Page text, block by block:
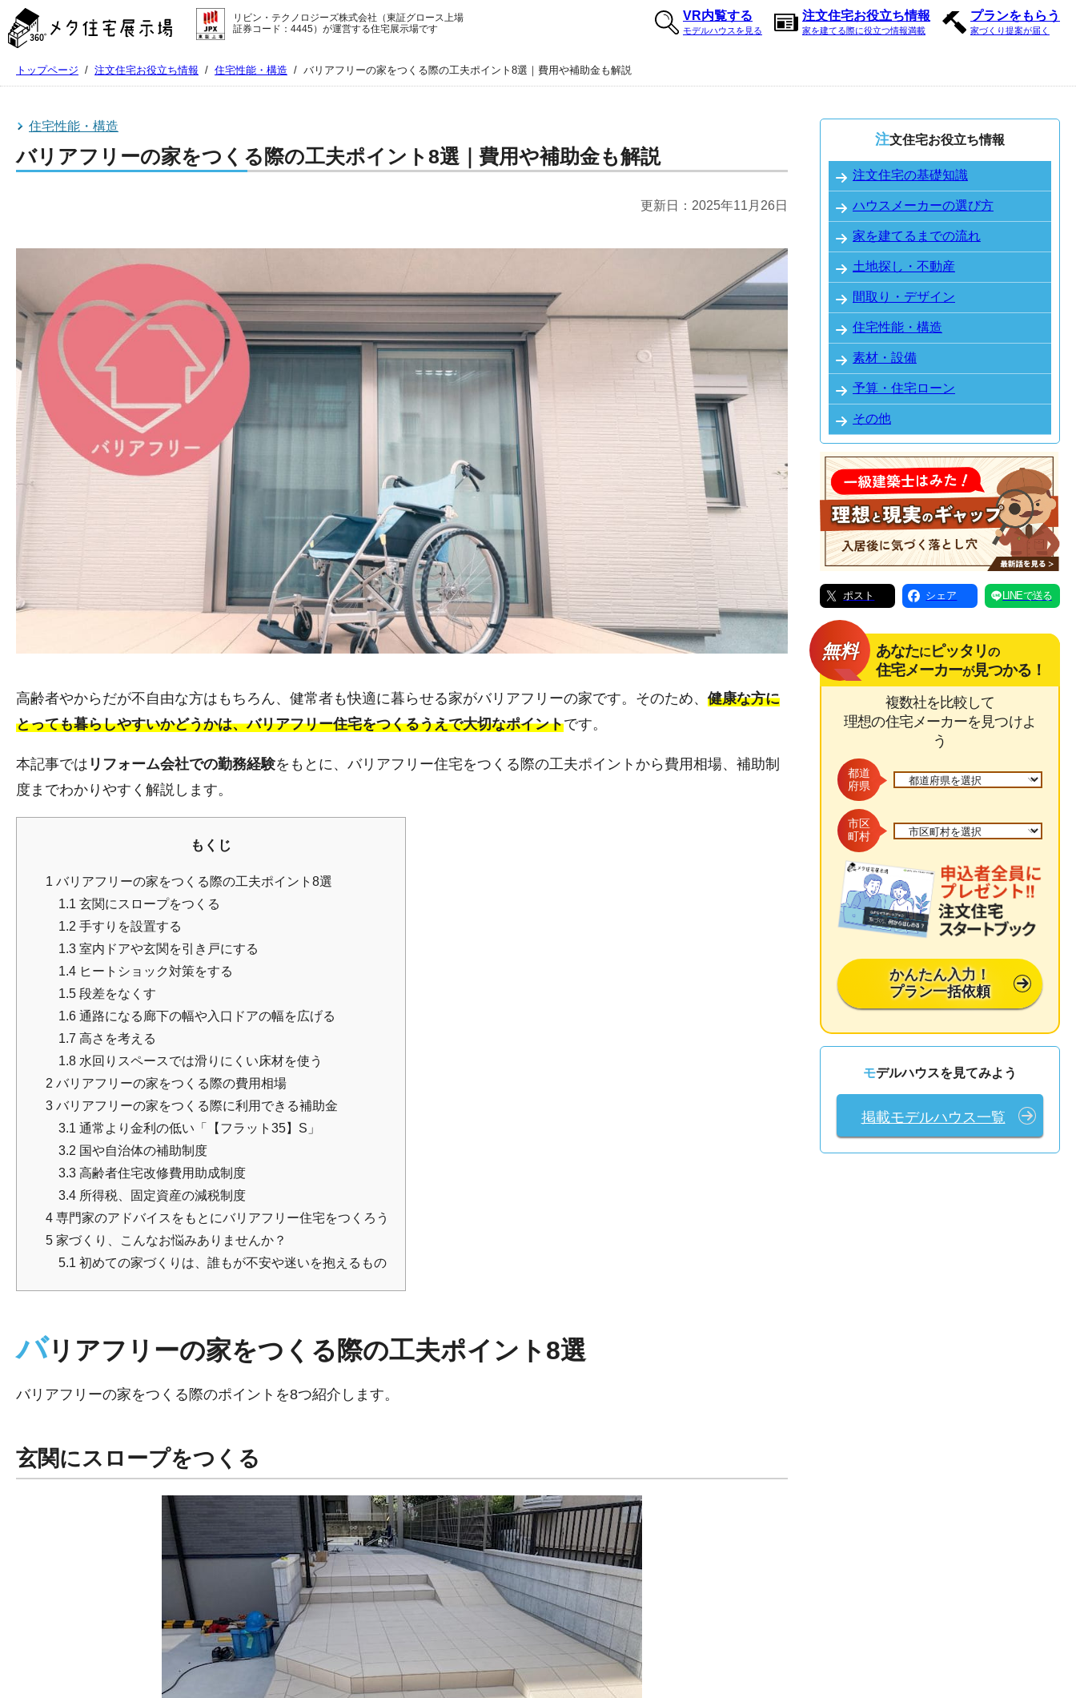
タ
住
示
リビン・テクノロジーズ株式会社（東証グロース上場
証券コード：4445）が運営する住宅展示場です
VR内覧する
モデルハウスを見る
注文住宅お役立ち情報
家を建てる際に役立つ情報満載
プランをもらう
家づくり提案が届く
トップページ / 注文住宅お役立ち情報 / 住宅性能・構造 / バリアフリーの家をつくる際の工夫ポイント8選｜費用や補助金も解説
住宅性能・構造
バリアフリーの家をつくる際の工夫ポイント8選｜費用や補助金も解説
更新日： 2025年11月26日
高齢者やからだが不自由な方はもちろん、健常者も快適に暮らせる家がバリアフリーの家です。そのため、 健康な方に
とっても暮らしやすいかどうかは、バリアフリー住宅をつくるうえで大切なポイントです。
本記事では リフォーム会社での勤務経験をもとに、バリアフリー住宅をつくる際の工夫ポイントから費用相場、補助制
度までわかりやすく解説します。
もくじ
1 バリアフリーの家をつくる際の工夫ポイント8選
1.1 玄関にスロープをつくる
1.2 手すりを設置する
1.3 室内ドアや玄関を引き戸にする
1.4 ヒートショック対策をする
1.5 段差をなくす
1.6 通路になる廊下の幅や入口ドアの幅を広げる
1.7 高さを考える
1.8 水回りスペースでは滑りにくい床材を使う
2 バリアフリーの家をつくる際の費用相場
3 バリアフリーの家をつくる際に利用できる補助金
3.1 通常より金利の低い「【フラット35】S」
3.2 国や自治体の補助制度
3.3 高齢者住宅改修費用助成制度
3.4 所得税、固定資産の減税制度
4 専門家のアドバイスをもとにバリアフリー住宅をつくろう
5 家づくり、こんなお悩みありませんか？
5.1 初めての家づくりは、誰もが不安や迷いを抱えるもの
バリアフリーの家をつくる際の工夫ポイント8選
バリアフリーの家をつくる際のポイントを8つ紹介します。
玄関にスロープをつくる
注文住宅お役立ち情報
注文住宅の基礎知識
ハウスメーカーの選び方
家を建てるまでの流れ
土地探し・不動産
間取り・デザイン
住宅性能・構造
素材・設備
予算・住宅ローン
その他
ポスト シェア LINEで送る
無料 あなたにピッタリの
住宅メーカーが見つかる！
複数社を比較して
理想の住宅メーカーを見つけよ
う
都道
府県
市区
町村
かんたん入力！
プラン一括依頼
モデルハウスを見てみよう
掲載モデルハウス一覧